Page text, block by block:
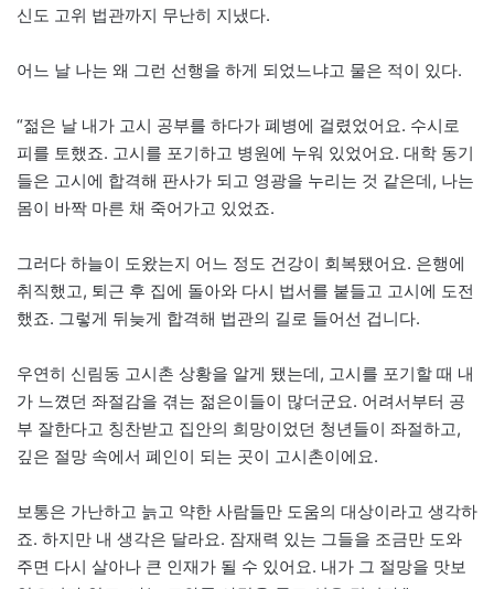
신도 고위 법관까지 무난히 지냈다.
어느 날 나는 왜 그런 선행을 하게 되었느냐고 물은 적이 있다.
“젊은 날 내가 고시 공부를 하다가 폐병에 걸렸었어요. 수시로
피를 토했죠. 고시를 포기하고 병원에 누워 있었어요. 대학 동기
들은 고시에 합격해 판사가 되고 영광을 누리는 것 같은데, 나는
몸이 바짝 마른 채 죽어가고 있었죠.
그러다 하늘이 도왔는지 어느 정도 건강이 회복됐어요. 은행에
취직했고, 퇴근 후 집에 돌아와 다시 법서를 붙들고 고시에 도전
했죠. 그렇게 뒤늦게 합격해 법관의 길로 들어선 겁니다.
우연히 신림동 고시촌 상황을 알게 됐는데, 고시를 포기할 때 내
가 느꼈던 좌절감을 겪는 젊은이들이 많더군요. 어려서부터 공
부 잘한다고 칭찬받고 집안의 희망이었던 청년들이 좌절하고,
깊은 절망 속에서 폐인이 되는 곳이 고시촌이에요.
보통은 가난하고 늙고 약한 사람들만 도움의 대상이라고 생각하
죠. 하지만 내 생각은 달라요. 잠재력 있는 그들을 조금만 도와
주면 다시 살아나 큰 인재가 될 수 있어요. 내가 그 절망을 맛보